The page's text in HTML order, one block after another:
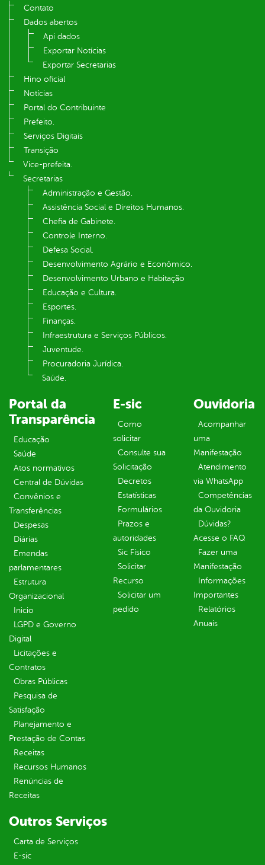
Contato
Dados abertos
Api dados
Exportar Notícias
Exportar Secretarias
Hino oficial
Notícias
Portal do Contribuinte
Prefeito.
Serviços Digitais
Transição
Vice-prefeita.
Secretarias
Administração e Gestão.
Assistência Social e Direitos Humanos.
Chefia de Gabinete.
Controle Interno.
Defesa Social.
Desenvolvimento Agrário e Econômico.
Desenvolvimento Urbano e Habitação
Educação e Cultura.
Esportes.
Finanças.
Infraestrutura e Serviços Públicos.
Juventude.
Procuradoria Jurídica.
Saúde.
Portal da
Transparência
Educação
Saúde
Atos normativos
Central de Dúvidas
Convênios e
Transferências
Despesas
Diárias
Emendas
parlamentares
Estrutura
Organizacional
Inicio
LGPD e Governo
Digital
Licitações e
Contratos
Obras Públicas
Pesquisa de
Satisfação
Planejamento e
Prestação de Contas
Receitas
Recursos Humanos
Renúncias de
Receitas
E-sic
Como
solicitar
Consulte sua
Solicitação
Decretos
Estatísticas
Formulários
Prazos e
autoridades
Sic Físico
Solicitar
Recurso
Solicitar um
pedido
Ouvidoria
Acompanhar
uma
Manifestação
Atendimento
via WhatsApp
Competências
da Ouvidoria
Dúvidas?
Acesse o FAQ
Fazer uma
Manifestação
Informações
Importantes
Relatórios
Anuais
Outros Serviços
Carta de Serviços
E-sic